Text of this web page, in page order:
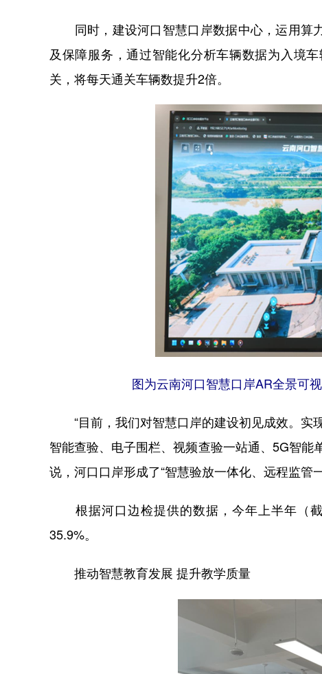
同时，建设河口智慧口岸数据中心，运用算
及保障服务，通过智能化分析车辆数据为入境
关，将每天通关车辆数提升2倍。
图为云南河口智慧口岸AR全景可
“目前，我们对智慧口岸的建设初见成效。实
智能查验、电子围栏、视频查验一站通、5G智
说，河口口岸形成了“智慧验放一体化、远程监管
根据河口边检提供的数据，今年上半年（
35.9%。
推动智慧教育发展 提升教学质量